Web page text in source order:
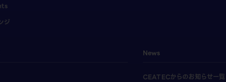
ジ
News
CEATECからのお知らせ一覧